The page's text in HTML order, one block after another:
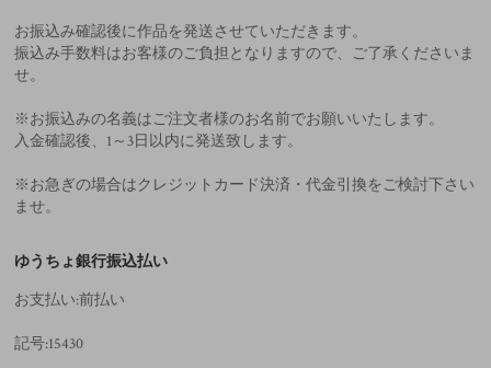
お振込み確認後に作品を発送させていただきます。
振込み手数料はお客様のご負担となりますので、ご了承くださいま
せ。
※お振込みの名義はご注文者様のお名前でお願いいたします。
入金確認後、1～3日以内に発送致します。
※お急ぎの場合はクレジットカード決済・代金引換をご検討下さい
ませ。
ゆうちょ銀行振込払い
お支払い:前払い
記号:15430